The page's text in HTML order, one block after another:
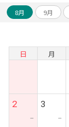
8月 9月
日 月
2
ー
3
ー